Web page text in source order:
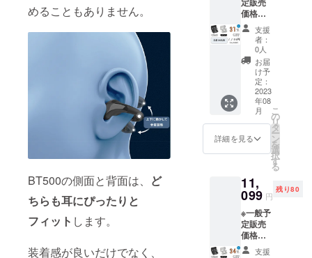
めることもありません。
BT500の側面と背面は、 ど
ちらも耳にぴったりと
フィット します。
装着感が良いだけでなく、
m ※総重
量：
121g ※
ラー：
ブラッ
クとホ
ワイト
※お届け
日より
6ヶ月
間、起
案者に
ます。
価格：
11,211
円の
31％OF
F 1セッ
ト内
容：
BT500
本体x1
充電
ケース
x1 ケー
ブルx1
取扱説
※包装サ
イズ：
9.5*11.
5*3.8c
m ※総重
量：
121g ※
支援
者：
0人
お届
け予
定：
2023
年08
月
詳細を見る
こ
の
リ
タ
ー
ン
を
選
択
す
る
11,
099 円
残り80
※一般予
定販売
価格：
16,817
支援